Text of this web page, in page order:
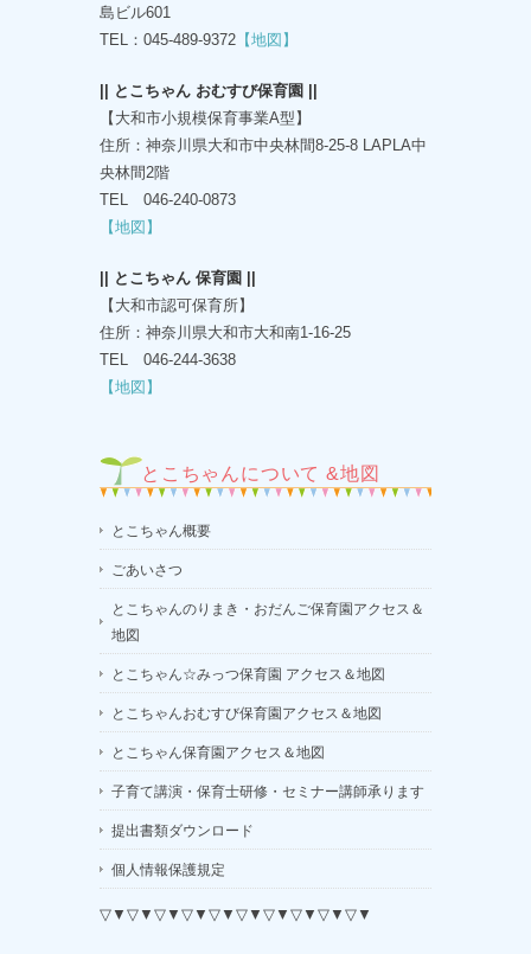
島ビル601
TEL：045-489-9372 【地図】
|| とこちゃん おむすび保育園 ||
【大和市小規模保育事業A型】
住所：神奈川県大和市中央林間8-25-8 LAPLA中
央林間2階
TEL 046-240-0873
【地図】
|| とこちゃん 保育園 ||
【大和市認可保育所】
住所：神奈川県大和市大和南1-16-25
TEL 046-244-3638
【地図】
とこちゃんについて &地図
とこちゃん概要
ごあいさつ
とこちゃんのりまき・おだんご保育園アクセス＆
地図
とこちゃん☆みっつ保育園 アクセス＆地図
とこちゃんおむすび保育園アクセス＆地図
とこちゃん保育園アクセス＆地図
子育て講演・保育士研修・セミナー講師承ります
提出書類ダウンロード
個人情報保護規定
▽▼▽▼▽▼▽▼▽▼▽▼▽▼▽▼▽▼▽▼